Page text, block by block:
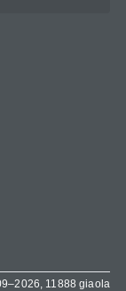
11888 giaola